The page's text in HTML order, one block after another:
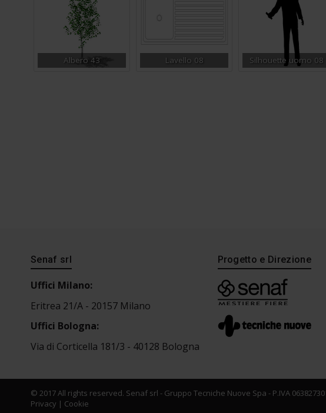
Albero 43 Lavello 08 Silhouette uomo 08
Senaf srl
Uffici Milano:
Eritrea 21/A - 20157 Milano
Uffici Bologna:
Via di Corticella 181/3 - 40128 Bologna
Progetto e Direzione
© 2017 All rights reserved. Senaf srl - Gruppo Tecniche Nuove Spa - P.IVA
Privacy | Cookie